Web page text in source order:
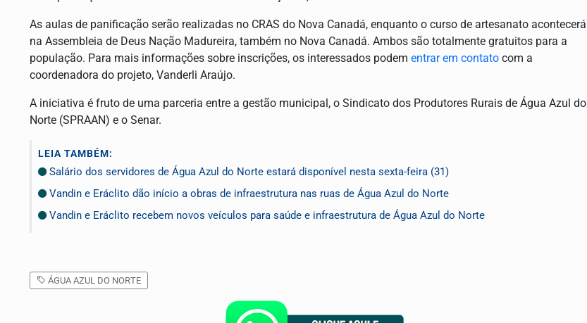
As aulas de panificação serão realizadas no CRAS do Nova Canadá, enquanto o curso de artesanato acontecerá
na Assembleia de Deus Nação Madureira, também no Nova Canadá. Ambos são totalmente gratuitos para a
população. Para mais informações sobre inscrições, os interessados podem entrar em contato com a
coordenadora do projeto, Vanderli Araújo.
A iniciativa é fruto de uma parceria entre a gestão municipal, o Sindicato dos Produtores Rurais de Água Azul do
Norte (SPRAAN) e o Senar.
LEIA TAMBÉM:
Salário dos servidores de Água Azul do Norte estará disponível nesta sexta-feira (31)
Vandin e Eráclito dão início a obras de infraestrutura nas ruas de Água Azul do Norte
Vandin e Eráclito recebem novos veículos para saúde e infraestrutura de Água Azul do Norte
ÁGUA AZUL DO NORTE